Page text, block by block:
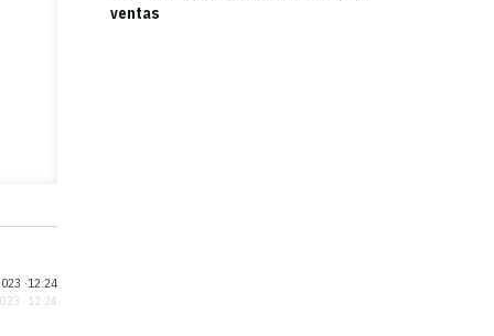
ventas
·12:24
· 12:24